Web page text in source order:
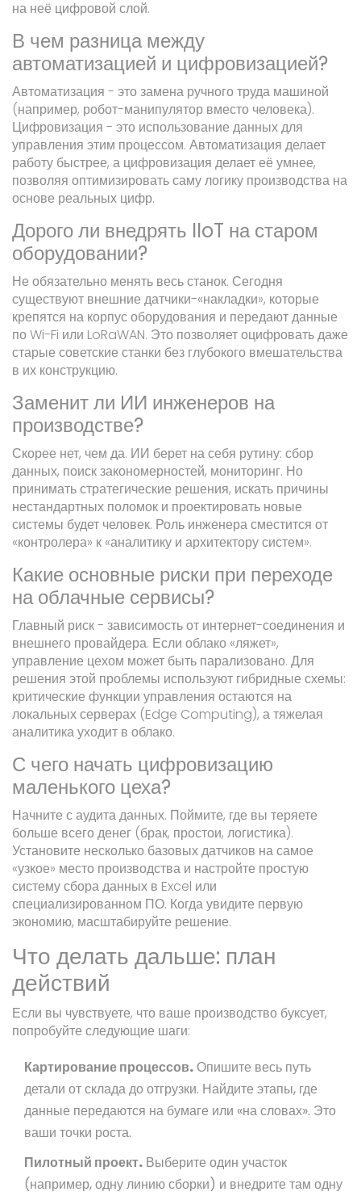
на неё цифровой слой.
В чем разница между
автоматизацией и цифровизацией?
Автоматизация - это замена ручного труда машиной
(например, робот-манипулятор вместо человека).
Цифровизация - это использование данных для
управления этим процессом. Автоматизация делает
работу быстрее, а цифровизация делает её умнее,
позволяя оптимизировать саму логику производства на
основе реальных цифр.
Дорого ли внедрять IIoT на старом
оборудовании?
Не обязательно менять весь станок. Сегодня
существуют внешние датчики-«накладки», которые
крепятся на корпус оборудования и передают данные
по Wi-Fi или LoRaWAN. Это позволяет оцифровать даже
старые советские станки без глубокого вмешательства
в их конструкцию.
Заменит ли ИИ инженеров на
производстве?
Скорее нет, чем да. ИИ берет на себя рутину: сбор
данных, поиск закономерностей, мониторинг. Но
принимать стратегические решения, искать причины
нестандартных поломок и проектировать новые
системы будет человек. Роль инженера сместится от
«контролера» к «аналитику и архитектору систем».
Какие основные риски при переходе
на облачные сервисы?
Главный риск - зависимость от интернет-соединения и
внешнего провайдера. Если облако «ляжет»,
управление цехом может быть парализовано. Для
решения этой проблемы используют гибридные схемы:
критические функции управления остаются на
локальных серверах (Edge Computing), а тяжелая
аналитика уходит в облако.
С чего начать цифровизацию
маленького цеха?
Начните с аудита данных. Поймите, где вы теряете
больше всего денег (брак, простои, логистика).
Установите несколько базовых датчиков на самое
«узкое» место производства и настройте простую
систему сбора данных в Excel или
специализированном ПО. Когда увидите первую
экономию, масштабируйте решение.
Что делать дальше: план
действий
Если вы чувствуете, что ваше производство буксует,
попробуйте следующие шаги:
Картирование процессов.Опишите весь путь
детали от склада до отгрузки. Найдите этапы, где
данные передаются на бумаге или «на словах». Это
ваши точки роста.
Пилотный проект. Выберите один участок
(например, одну линию сборки) и внедрите там одну